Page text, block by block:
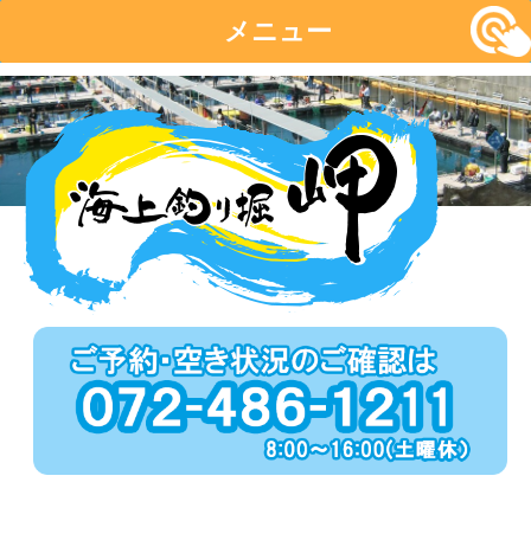
メニュー
コ
ン
テ
ン